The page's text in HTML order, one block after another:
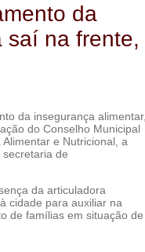
da
saí na frente,
da insegurança alimentar,
do Conselho Municipal
e Nutricional, a
de
da articuladora
cidade para auxiliar na
de famílias em situação de